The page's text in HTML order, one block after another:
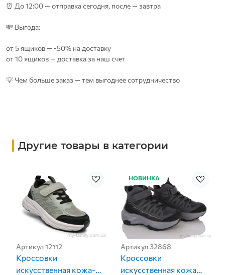
⏰ До 12:00 — отправка сегодня, после — завтра
💸 Выгода:
от 5 ящиков — -50% на доставку
от 10 ящиков — доставка за наш счет
💡 Чем больше заказ — тем выгоднее сотрудничество
Другие товары в категории
Артикул 12112
Кроссовки
искусственная кожа-
НОВИНКА
Артикул 32868
Кроссовки
искусственная кожа